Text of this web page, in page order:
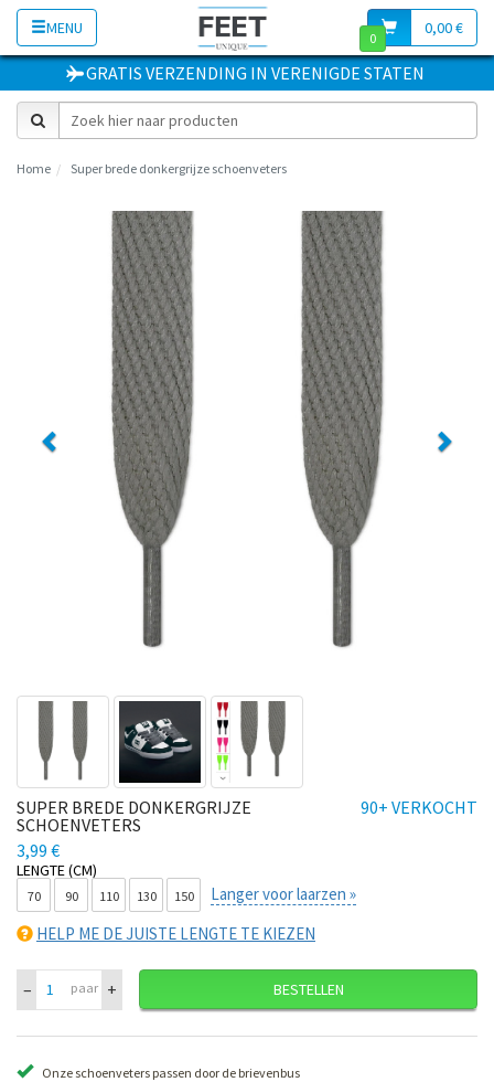
MENU 0,00 €
0
GRATIS VERZENDING IN VERENIGDE STATEN
Home Super brede donkergrijze schoenveters
Previous
90+ VERKOCHT
SUPER BREDE DONKERGRIJZE
SCHOENVETERS
3,99 €
LENGTE (CM)
70 90 110 130 150
Langer voor laarzen »
HELP ME DE JUISTE LENGTE TE KIEZEN
– paar + BESTELLEN
Onze schoenveters passen door de brievenbus